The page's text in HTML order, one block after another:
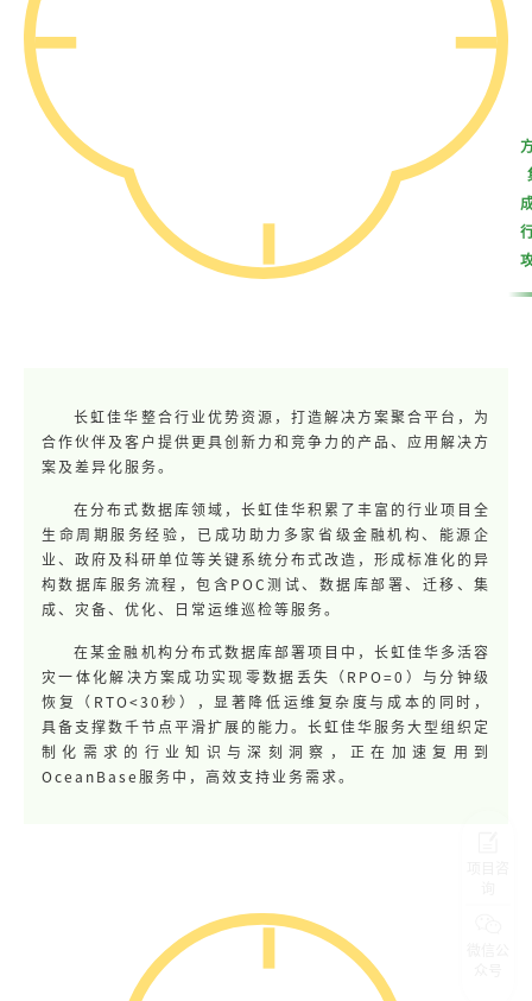
长虹佳华整合行业优势资源，打造解决方案聚合平台，为
合作伙伴及客户提供更具创新力和竞争力的产品、应用解决方
案及差异化服务。
在分布式数据库领域，长虹佳华积累了丰富的行业项目全
生命周期服务经验，已成功助力多家省级金融机构、能源企
业、政府及科研单位等关键系统分布式改造，形成标准化的异
构数据库服务流程，包含POC测试、数据库部署、迁移、集
成、灾备、优化、日常运维巡检等服务。
在某金融机构分布式数据库部署项目中，长虹佳华多活容
灾一体化解决方案成功实现零数据丢失（RPO=0）与分钟级
恢复（RTO<30秒），显著降低运维复杂度与成本的同时，
具备支撑数千节点平滑扩展的能力。长虹佳华服务大型组织定
制化需求的行业知识与深刻洞察，正在加速复用到
OceanBase服务中，高效支持业务需求。